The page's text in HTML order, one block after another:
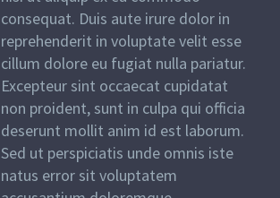
consequat. Duis aute irure dolor in
reprehenderit in voluptate velit esse
cillum dolore eu fugiat nulla pariatur.
Excepteur sint occaecat cupidatat
non proident, sunt in culpa qui officia
deserunt mollit anim id est laborum.
Sed ut perspiciatis unde omnis iste
natus error sit voluptatem